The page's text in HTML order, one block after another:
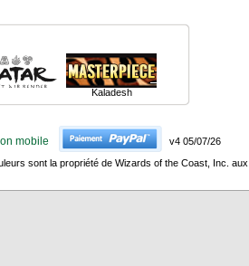
Kaladesh
mobile
v4 05/07/26
sont la propriété de Wizards of the Coast, Inc.